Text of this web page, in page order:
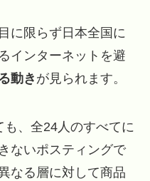
に限らず日本全国に
インターネットを避
動き が見られます。
、全24人のすべてに
ないポスティングで
なる層に対して商品